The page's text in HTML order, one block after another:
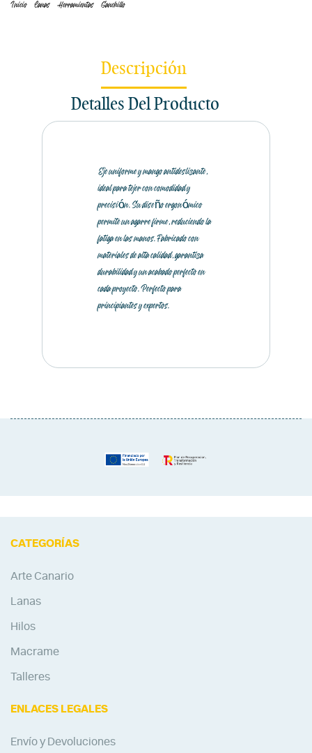
Inicio Lanas Herramientas Ganchillo
Descripción
Detalles Del Producto
Eje uniforme y mango antideslizante,
ideal para tejer con comodidad y
precisión. Su diseño ergonómico
permite un agarre firme, reduciendo la
fatiga en las manos. Fabricado con
materiales de alta calidad, garantiza
durabilidad y un acabado perfecto en
cada proyecto. Perfecto para
principiantes y expertos.
CATEGORÍAS
Arte Canario
Lanas
Hilos
Macrame
Talleres
ENLACES LEGALES
Envío y Devoluciones